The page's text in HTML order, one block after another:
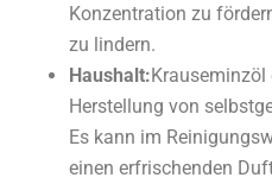
Konzentration zu
zu lindern.
Haushalt:
Herstellung von
Es kann im
einen erfrischenden